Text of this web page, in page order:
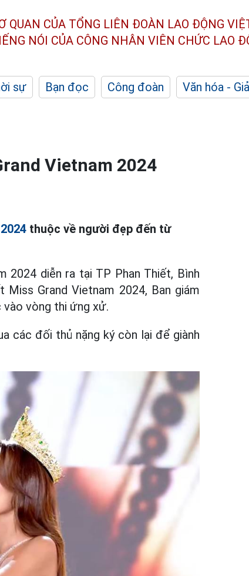
QUAN CỦA TỔNG LIÊN ĐOÀN LAO ĐỘNG
NÓI CỦA CÔNG NHÂN VIÊN CHỨC LAO
sự Bạn đọc Công đoàn
Văn hóa -
Vietnam 2024
thuộc về người đẹp đến từ
2024 diễn ra tại TP Phan Thiết, Bình
Miss Grand Vietnam 2024, Ban giám
vòng thi ứng xử.
các đối thủ nặng ký còn lại để giành